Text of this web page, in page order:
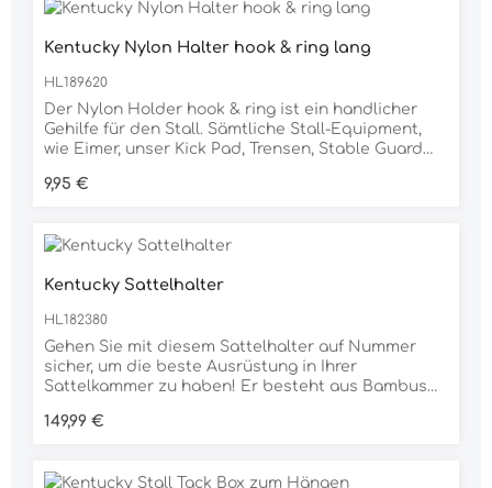
Kentucky Nylon Halter hook & ring lang
HL189620
Der Nylon Holder hook & ring ist ein handlicher
Gehilfe für den Stall. Sämtliche Stall-Equipment,
wie Eimer, unser Kick Pad, Trensen, Stable Guard
befestigt werden. Easy und ein Must-Have für alle
besitzen.Das Nylon Holder ist in der Länge von
Grad.
Regulärer Preis:
9,95 €
Kentucky Sattelhalter
HL182380
Gehen Sie mit diesem Sattelhalter auf Nummer
sicher, um die beste Ausrüstung in Ihrer
Sattelkammer zu haben! Er besteht aus Bambus
sowie leicht zu reinigen. Sie können 2 Sättel oder
Regulärer Preis:
149,99 €